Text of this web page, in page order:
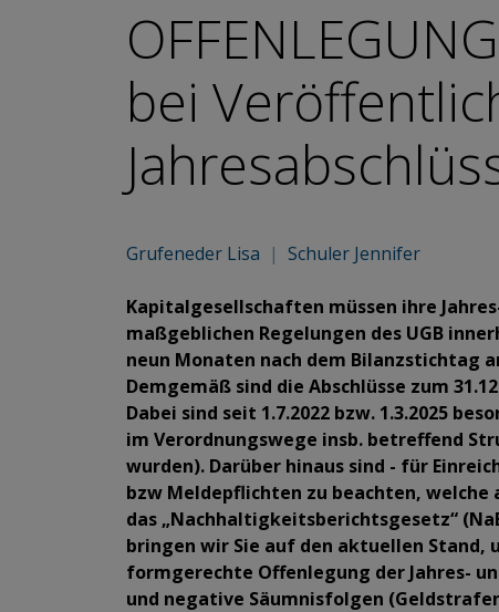
bei
Grufeneder Lisa | Schuler Jennifer
Kapitalgesellschaften müssen ihre
maßgeblichen Regelungen des UGB
neun Monaten nach dem Bilanzstichtag
Demgemäß sind die Abschlüsse zum
Dabei sind seit 1.7.2022 bzw. 1.3.2025
im Verordnungswege insb. betreffend
wurden). Darüber hinaus sind - für
bzw Meldepflichten zu beachten, welche
das „Nachhaltigkeitsberichtsgesetz“
bringen wir Sie auf den aktuellen Stand,
formgerechte Offenlegung der Jahres-
und negative Säumnisfolgen